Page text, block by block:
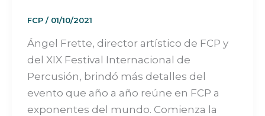
FCP / 01/10/2021
Ángel Frette, director artístico de FCP y
del XIX Festival Internacional de
Percusión, brindó más detalles del
evento que año a año reúne en FCP a
exponentes del mundo. Comienza la